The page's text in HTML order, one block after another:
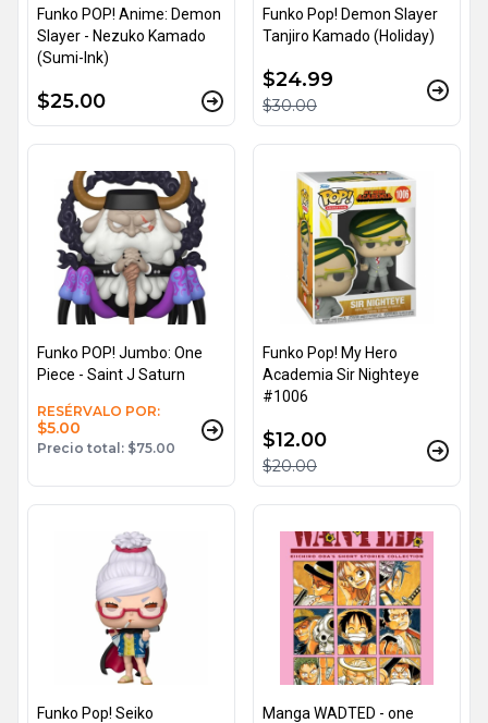
Funko POP! Anime: Demon
Slayer - Nezuko Kamado
(Sumi-Ink)
$25.00
Funko Pop! Demon Slayer
Tanjiro Kamado (Holiday)
$24.99
$30.00
Funko POP! Jumbo: One
Piece - Saint J Saturn
RESÉRVALO POR:
$5.00
Precio total: $75.00
Funko Pop! My Hero
Academia Sir Nighteye
#1006
$12.00
$20.00
Funko Pop! Seiko
Manga WADTED - one